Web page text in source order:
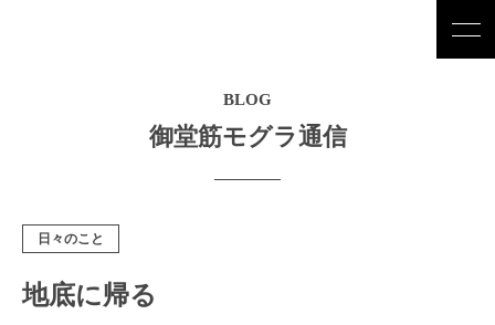
BLOG
御堂筋モグラ通信
日々のこと
地底に帰る